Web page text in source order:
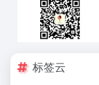
标签云